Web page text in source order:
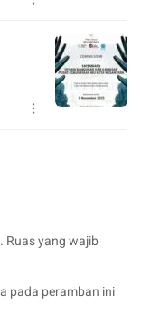
Ruas yang wajib
pada peramban ini